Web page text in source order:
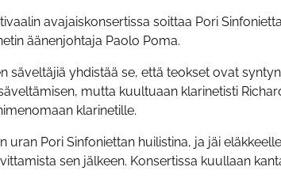
avajaiskonsertissa soittaa Pori
äänenjohtaja Paolo Poma.
säveltäjiä yhdistää se, että teokset ovat
mutta kuultuaan klarinetisti
klarinetille.
uran Pori Sinfoniettan huilistina, ja jäi
sen jälkeen. Konsertissa kuullaan